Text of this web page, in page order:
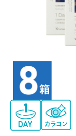
遠近両用
カラー
ハード
ソフト
定期便
日本アル
アイレ
はじめ
おトク
Myクー
ご利